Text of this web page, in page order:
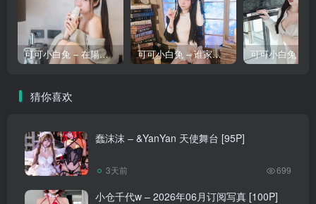
可可小白兔 – 在陽台做壞事的小兔兔 [68P] 可可小白兔 – 谁家的小恶魔呀 [65P]
猜你喜欢
蠢沫沫 – &YanYan 天使舞台 [95P]
3天前 699
小仓千代w – 2026年06月订阅写真 [100P]